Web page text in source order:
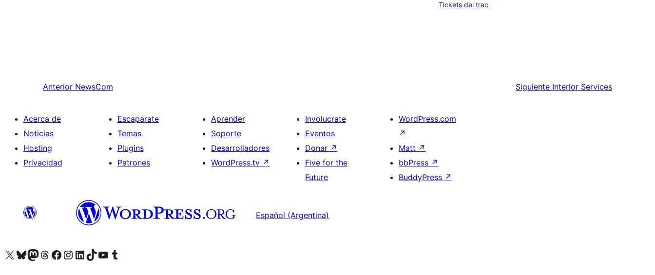
Tickets del trac
Anterior NewsCom Siguiente Interior Services
Acerca de
Noticias
Hosting
Privacidad
Escaparate
Temas
Plugins
Patrones
Aprender
Soporte
Desarrolladores
WordPress.tv ↗
Involucrate
Eventos
Donar ↗
Five for the
Future
WordPress.com
↗
Matt ↗
bbPress ↗
BuddyPress ↗
Español (Argentina)
Visitá nuestra cuenta de X (anteriormente Twitter)
Visitá nuestra cuenta de Bluesky
Visitá nuestra cuenta de Mastodon
Visitá nuestra cuenta de Threads
Visitá nuestra página de Facebook
Visitá nuestra cuenta de Instagram
Visitá nuestra cuenta de LinkedIn
Visitá nuestra cuenta de TikTok
Visitá nuestro canal de YouTube
Visitá nuestra cuenta de Tumblr